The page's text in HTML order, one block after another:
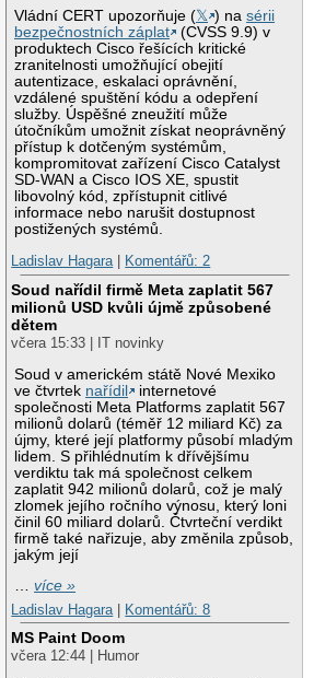
Vládní CERT upozorňuje (𝕏 ) nasérii
bezpečnostních záplat
(CVSS 9.9) v
produktech Cisco řešících kritické
zranitelnosti umožňující obejití
autentizace, eskalaci oprávnění,
vzdálené spuštění kódu a odepření
služby. Úspěšné zneužití může
útočníkům umožnit získat neoprávněný
přístup k dotčeným systémům,
kompromitovat zařízení Cisco Catalyst
SD-WAN a Cisco IOS XE, spustit
libovolný kód, zpřístupnit citlivé
informace nebo narušit dostupnost
postižených systémů.
Ladislav Hagara| Komentářů: 2
Soud nařídil firmě Meta zaplatit 567
milionů USD kvůli újmě způsobené
dětem
včera 15:33 | IT novinky
Soud v americkém státě Nové Mexiko
ve čtvrtek nařídil
internetové
společnosti Meta Platforms zaplatit 567
milionů dolarů (téměř 12 miliard Kč) za
újmy, které její platformy působí mladým
lidem. S přihlédnutím k dřívějšímu
verdiktu tak má společnost celkem
zaplatit 942 milionů dolarů, což je malý
zlomek jejího ročního výnosu, který loni
činil 60 miliard dolarů. Čtvrteční verdikt
firmě také nařizuje, aby změnila způsob,
jakým její
…více »
Ladislav Hagara
Komentářů: 8
MS Paint Doom
včera 12:44 | Humor